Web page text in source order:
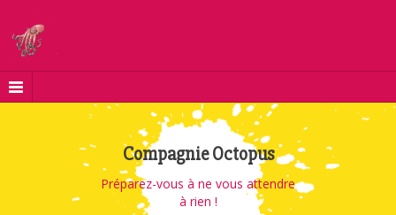
Compagnie Octopus
Préparez-vous à ne vous attendre
à rien !